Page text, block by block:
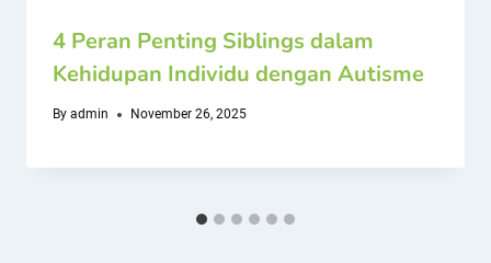
4 Peran Penting Siblings dalam
Kehidupan Individu dengan Autisme
By admin November 26, 2025